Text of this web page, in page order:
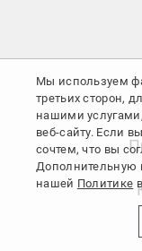
Мы используем
третьих сторон,
нашими
веб-сайту. Если
сочтем, что вы
Дополнительную
нашей Политике